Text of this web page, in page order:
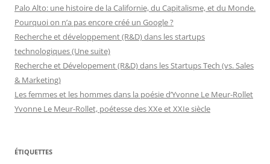
Palo Alto: une histoire de la Californie, du Capitalisme, et du Monde.
Pourquoi on n’a pas encore créé un Google ?
Recherche et développement (R&D) dans les startups
technologiques (Une suite)
Recherche et Dévelopement (R&D) dans les Startups Tech (vs. Sales
& Marketing)
Les femmes et les hommes dans la poésie d’Yvonne Le Meur-Rollet
Yvonne Le Meur-Rollet, poétesse des XXe et XXIe siècle
ÉTIQUETTES